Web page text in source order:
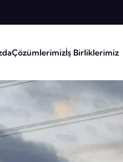
Çözümlerimizİş Birliklerimiz